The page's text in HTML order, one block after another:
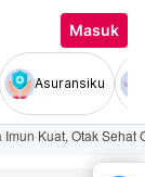
Masuk
Asuransiku
Kuat, Otak Sehat